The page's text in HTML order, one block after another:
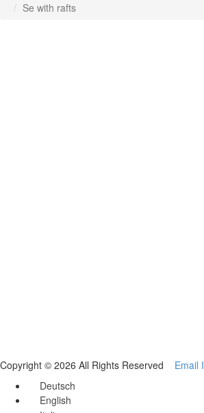
Se with rafts
Copyright © 2026 All Rights Reserved Email
Deutsch
English